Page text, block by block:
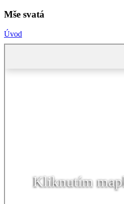
Mše svatá
Úvod
Kliknutím